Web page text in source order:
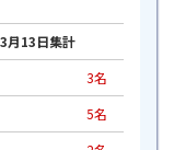
！
！
！
点
ーション 80
13日集計
3名
5名